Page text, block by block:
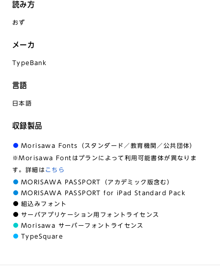
読み方
おず
メーカ
TypeBank
言語
日本語
収録製品
Morisawa Fonts（スタンダード／教育機関／公共団体）
※Morisawa Fontはプランによって利用可能書体が異なりま
す。詳細は こちら
MORISAWA PASSPORT（アカデミック版含む）
MORISAWA PASSPORT for iPad Standard Pack
組込みフォント
サーバアプリケーション用フォントライセンス
Morisawa サーバーフォントライセンス
TypeSquare